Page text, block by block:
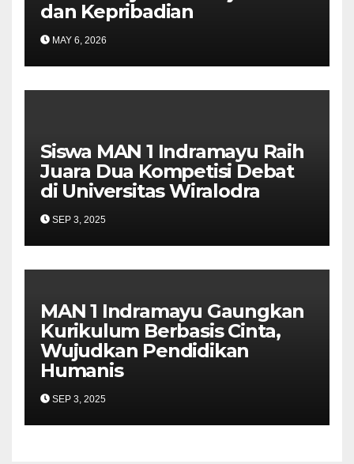
dan Kepribadian
MAY 6, 2026
Siswa MAN 1 Indramayu Raih
Juara Dua Kompetisi Debat
di Universitas Wiralodra
SEP 3, 2025
MAN 1 Indramayu Gaungkan
Kurikulum Berbasis Cinta,
Wujudkan Pendidikan
Humanis
SEP 3, 2025